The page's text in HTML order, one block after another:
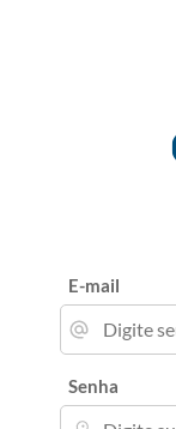
E-mail
Senha